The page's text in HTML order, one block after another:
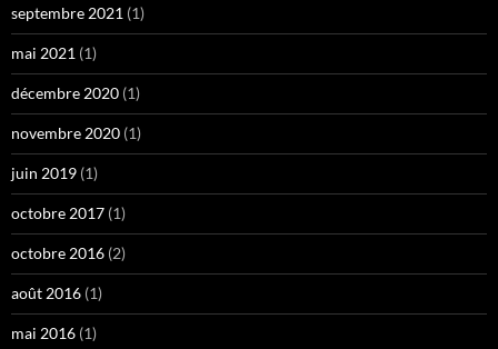
septembre 2021 (1)
mai 2021 (1)
décembre 2020 (1)
novembre 2020 (1)
juin 2019 (1)
octobre 2017 (1)
octobre 2016 (2)
août 2016 (1)
mai 2016 (1)